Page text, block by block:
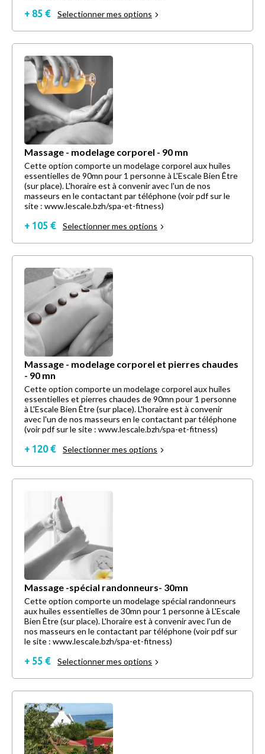
+ 85 € Selectionner mes options
Massage - modelage corporel - 90 mn
Cette option comporte un modelage corporel aux huiles
essentielles de 90mn pour 1 personne à L'Escale Bien Être
(sur place). L'horaire est à convenir avec l'un de nos
masseurs en le contactant par téléphone (voir pdf sur le
site : www.lescale.bzh/spa-et-fitness)
+ 105 € Selectionner mes options
Massage - modelage corporel et pierres chaudes
- 90 mn
Cette option comporte un modelage corporel aux huiles
essentielles et pierres chaudes de 90mn pour 1 personne
à L'Escale Bien Être (sur place). L'horaire est à convenir
avec l'un de nos masseurs en le contactant par téléphone
(voir pdf sur le site : www.lescale.bzh/spa-et-fitness)
+ 120 € Selectionner mes options
Massage -spécial randonneurs- 30mn
Cette option comporte un modelage spécial randonneurs
aux huiles essentielles de 30mn pour 1 personne à L'Escale
Bien Être (sur place). L'horaire est à convenir avec l'un de
nos masseurs en le contactant par téléphone (voir pdf sur
le site : www.lescale.bzh/spa-et-fitness)
+ 55 € Selectionner mes options